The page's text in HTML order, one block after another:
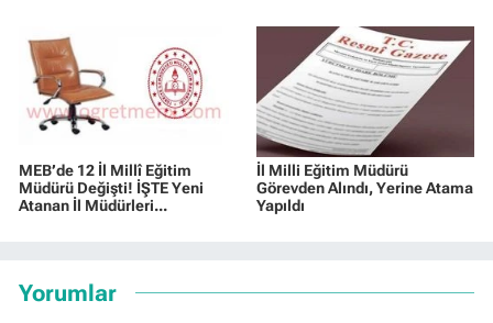
MEB’de 12 İl Millî Eğitim
Müdürü Değişti! İŞTE Yeni
Atanan İl Müdürleri...
İl Milli Eğitim Müdürü
Görevden Alındı, Yerine Atama
Yapıldı
Yorumlar